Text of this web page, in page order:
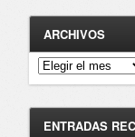
ARCHIVOS
Archivos
ENTRADAS